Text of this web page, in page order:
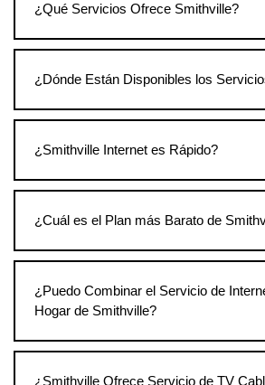
¿Qué Servicios Ofrece Smithville?
¿Dónde Están Disponibles los
¿Smithville Internet es Rápido?
¿Cuál es el Plan más Barato de
¿Puedo Combinar el Servicio de
Hogar de Smithville?
¿Smithville Ofrece Servicio de TV